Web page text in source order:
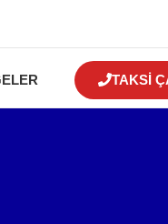
TAKSI